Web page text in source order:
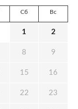
Сб Вс
1 2
8 9
15 16
22 23